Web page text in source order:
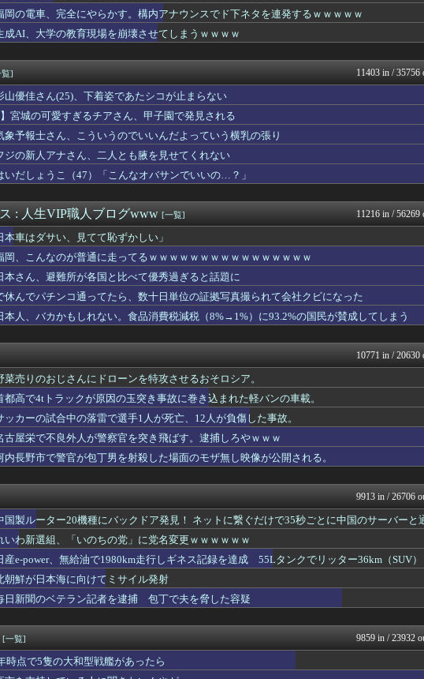
で笑顔になる・・・・
大河ドラマ2ch
なんてあり得ない！」俺「問題はそこじゃないだろ…」→い...
る映画を教えて
がーるずレポー
なぜ許されない？「窮屈な世の中」に住む不幸、「尊重し合...
日本第一！ニュー
、4回裏無死満塁から持丸の併殺打の間に三塁ランナーが...
なんじぇいスタ
を発表 新党名は...
、普通に可愛い
社、インターネットのデマのせいで倒産・・・
ぶる速-VIP
まんこ見せて」って言ったらｗｗｗｗｗｗｗｗwwww
バズッター速報
、喧嘩で華麗な動きで相手をKOするｗｗｗｗ
」が発見される・・・
ーロー列伝確定か 他
ハロン棒ch
草美幸が｢結婚したいけど行動しない人が7割｣の心理や...
がーるずレポート
」を熊本県に大量に送り付けるｗｗｗｗｗ
キニ速
ウクライナ美少女を拷問する動画、ここに来て話題になって...
ｗｗｗｗｗｗｗｗｗ
日庭の柵を飛び越えて脱走してしまった。もう戻ってこない...
はーとらいふ -出
る。私・夫・娘・義両親の5人で休日にショッピングモール...
はーとらいふ -出
、4回表2アウト二三塁からワイルドピッチで三塁ランナ...
なんじぇいスタジ
？」ブライトンが上田綺世の獲得に動き出して海外大騒ぎ！...
ワールドサッカー
飛信・楽華・羌瘣軍を立て直し、再び李牧を討つための...
最強ジャンプ放
防飛行艇が次々着水する南仏の湖「肝心の場面で毎回カメラ...
QQQ(海外の反応)
社員「ありがとうございます」→その後、目の前にベンツが...
鬼女の宅配便 - 修
んだよな？ 〜 記者「中革連は食料品消費税ゼロを公約に掲...
反日愚国 恨寓瘻
達「手出さないんだったら泊めてもいいよ」→こうなるww...
感じなくなったので離婚したい件
払えば逮捕されずに済むよ」３０代男性が１３４２万円だま...
なんJ PUSH!!
の風が玄関に直撃😱
ゴールデンタイ
の祭りに『異変』が起こる・・・・・
JD2人組、川遊び中にチャラ男にナンパされるｗｗｗ...
ムを発売日に買う最大のメリットってなんすか？
モンハンまとめ
振り三振 ←思いついた選手 なんじぇいスタ
岡の電車、完全にやらかす。構内アナウンスでド下ネタを連発するｗｗｗｗｗ
成AI、大学の教育現場を崩壊させてしまうｗｗｗｗ
] 11403 in / 35756
山優佳さん(25)、下着姿であたシコが止まらない
】宮城の可愛すぎるチアさん、甲子園で発見される
象予報士さん、こういうのでいいんだよっていう横乳の張り
ジの新人アナさん、二人とも腋を見せてくれない
いだしょうこ（47）「こんなオバサンでいいの…？」
: 人生VIP職人ブログwww [一覧] 11216 in / 56269
本車はダサい、見てて恥ずかしい」
岡、こんなのが普通に走ってるｗｗｗｗｗｗｗｗｗｗｗｗｗｗｗｗ
本さん、避難所が各国と比べて優秀過ぎると話題に
休んでパチンコ通ってたら、数十日単位の証拠写真撮られて会社クビになった
本人、バカかもしれない。食品消費税減税（8%→1%）に93.2%の国民が賛成してしまう
10771 in / 20630
菜売りのおじさんにドローンを特攻させるおそロシア。
都高で4tトラックが原因の玉突き事故に巻き込まれた軽バンの車載。
ッカーの試合中の落雷で選手1人が死亡、12人が負傷した事故。
古屋栄で不良外人が警察官を突き飛ばす。逮捕しろやｗｗｗ
内長野市で警官が包丁男を射殺した場面のモザ無し映像が公開される。
9913 in / 26706
国製ルーター20機種にバックドア発見！ ネットに繋ぐだけで35秒ごとに中国のサーバーと
いわ新選組、「いのちの党」に党名変更ｗｗｗｗｗｗ
産e-power、無給油で1980km走行しギネス記録を達成 55Lタンクでリッター36km（SUV）
朝鮮が日本海に向けてミサイル発射
日新聞のベテラン記者を逮捕 包丁で夫を脅した容疑
[一覧] 9859 in / 23932
時点で5隻の大和型戦艦があったら